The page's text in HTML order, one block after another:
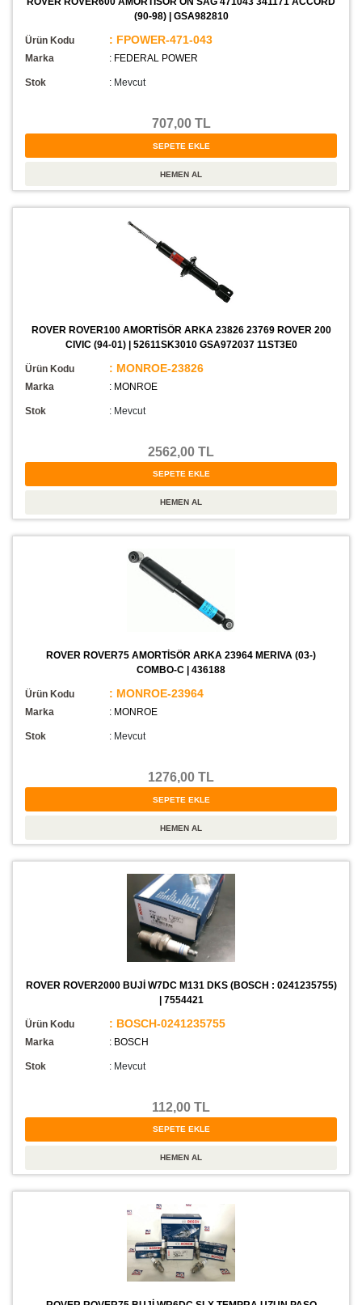
(90-98) | GSA982810
Ürün Kodu : FPOWER-471-043
Marka : FEDERAL POWER
Stok : Mevcut
707,00 TL
ROVER ROVER100 AMORTİSÖR ARKA 23826 23769 ROVER 200
CIVIC (94-01) | 52611SK3010 GSA972037 11ST3E0
Ürün Kodu : MONROE-23826
Marka : MONROE
Stok : Mevcut
2562,00 TL
ROVER ROVER75 AMORTİSÖR ARKA 23964 MERIVA (03-)
COMBO-C | 436188
Ürün Kodu : MONROE-23964
Marka : MONROE
Stok : Mevcut
1276,00 TL
ROVER ROVER2000 BUJİ W7DC M131 DKS (BOSCH : 0241235755)
| 7554421
Ürün Kodu : BOSCH-0241235755
Marka : BOSCH
Stok : Mevcut
112,00 TL